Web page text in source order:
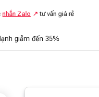
Zalo tư vấn giá rẻ
giảm đến 35%